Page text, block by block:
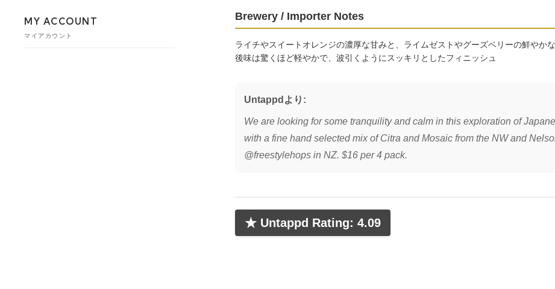
MY ACCOUNT
マイアカウント
Brewery / Importer Notes
ライチやスイートオレンジの濃厚な甘みと、ライムゼストやグーズベリーの鮮やかな
後味は驚くほど軽やかで、波引くようにスッキリとしたフィニッシュ
Untappdより:
We are looking for some tranquility and calm in this exploration of
with a fine hand selected mix of Citra and Mosaic from the NW and
@freestylehops in NZ. $16 per 4 pack.
★ Untappd Rating: 4.09